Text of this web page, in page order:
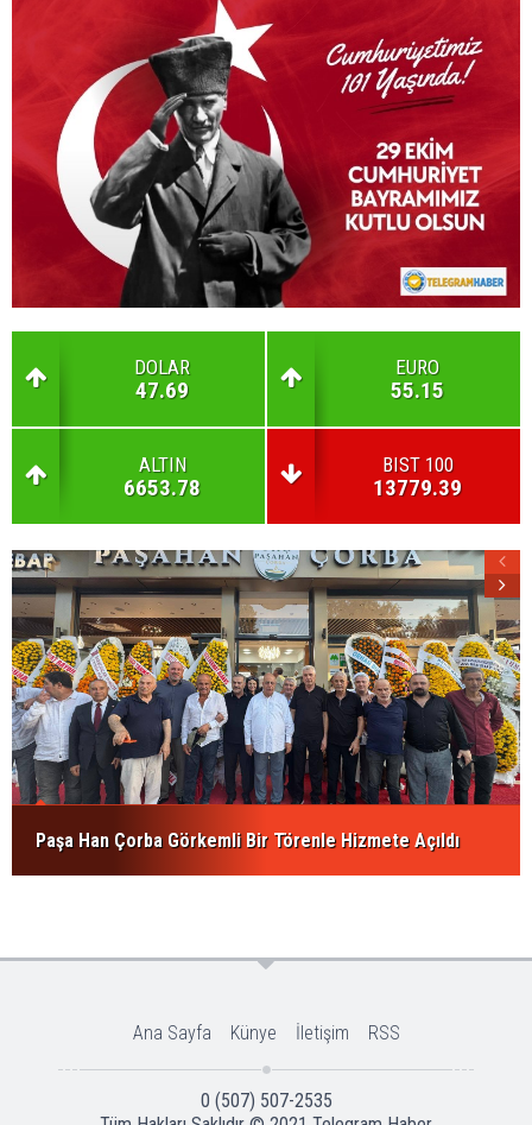
DOLAR
47.69
EURO
55.15
ALTIN
6653.78
BIST 100
13779.39
Paşa Han Çorba Görkemli Bir Törenle Hizmete Açıldı
Ana Sayfa Künye İletişim RSS
0 (507) 507-2535